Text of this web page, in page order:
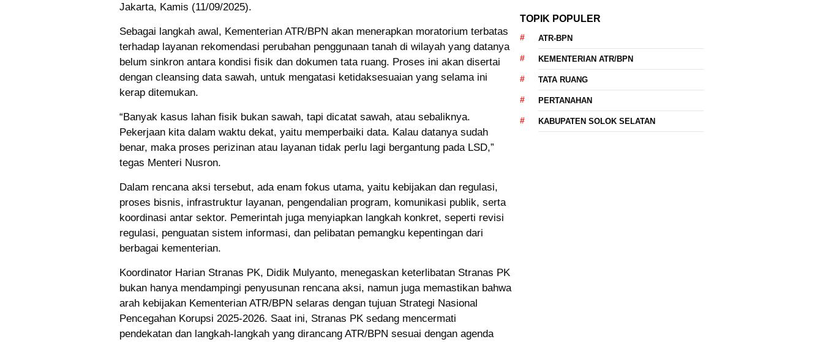
Jakarta, Kamis (11/09/2025).
Sebagai langkah awal, Kementerian ATR/BPN akan menerapkan moratorium terbatas
terhadap layanan rekomendasi perubahan penggunaan tanah di wilayah yang datanya
belum sinkron antara kondisi fisik dan dokumen tata ruang. Proses ini akan disertai
dengan cleansing data sawah, untuk mengatasi ketidaksesuaian yang selama ini
kerap ditemukan.
“Banyak kasus lahan fisik bukan sawah, tapi dicatat sawah, atau sebaliknya.
Pekerjaan kita dalam waktu dekat, yaitu memperbaiki data. Kalau datanya sudah
benar, maka proses perizinan atau layanan tidak perlu lagi bergantung pada LSD,”
tegas Menteri Nusron.
Dalam rencana aksi tersebut, ada enam fokus utama, yaitu kebijakan dan regulasi,
proses bisnis, infrastruktur layanan, pengendalian program, komunikasi publik, serta
koordinasi antar sektor. Pemerintah juga menyiapkan langkah konkret, seperti revisi
regulasi, penguatan sistem informasi, dan pelibatan pemangku kepentingan dari
berbagai kementerian.
Koordinator Harian Stranas PK, Didik Mulyanto, menegaskan keterlibatan Stranas PK
bukan hanya mendampingi penyusunan rencana aksi, namun juga memastikan bahwa
arah kebijakan Kementerian ATR/BPN selaras dengan tujuan Strategi Nasional
Pencegahan Korupsi 2025-2026. Saat ini, Stranas PK sedang mencermati
pendekatan dan langkah-langkah yang dirancang ATR/BPN sesuai dengan agenda
TOPIK POPULER
ATR-BPN
KEMENTERIAN ATR/BPN
TATA RUANG
PERTANAHAN
KABUPATEN SOLOK SELATAN